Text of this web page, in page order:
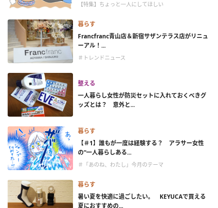
【特集】ちょっと一人にしてほしい
暮らす
Francfranc青山店＆新宿サザンテラス店がリニュ
ーアル！...
＃トレンドニュース
整える
一人暮らし女性が防災セットに入れておくべきグ
ッズとは？ 意外と...
暮らす
【＃1】誰もが一度は経験する？ アラサー女性
の“一人暮らしある...
＃「あのね、わたし」今月のテーマ
暮らす
暑い夏を快適に過ごしたい。 KEYUCAで買える
夏におすすめの...